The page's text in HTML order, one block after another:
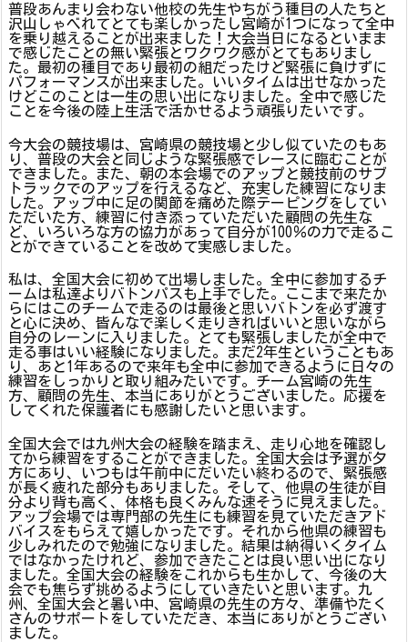
普段あんまり会わない他校の先生やちがう種目の人たちと
沢山しゃべれてとても楽しかったし宮崎が1つになって全中
を乗り越えることが出来ました！大会当日になるといまま
で感じたことの無い緊張とワクワク感がとてもありまし
た。最初の種目であり最初の組だったけど緊張に負けずに
パフォーマンスが出来ました。いいタイムは出せなかった
けどこのことは一生の思い出になりました。全中で感じた
ことを今後の陸上生活で活かせるよう頑張りたいです。
今大会の競技場は、宮崎県の競技場と少し似ていたのもあ
り、普段の大会と同じような緊張感でレースに臨むことが
できました。また、朝の本会場でのアップと競技前のサブ
トラックでのアップを行えるなど、充実した練習になりま
した。アップ中に足の関節を痛めた際テーピングをしてい
ただいた方、練習に付き添っていただいた顧問の先生な
ど、いろいろな方の協力があって自分が100％の力で走るこ
とができていることを改めて実感しました。
私は、全国大会に初めて出場しました。全中に参加するチ
ームは私達よりバトンパスも上手でした。ここまで来たか
らにはこのチームで走るのは最後と思いバトンを必ず渡す
と心に決め、皆んなで楽しく走りきればいいと思いながら
自分のレーンに入りました。とても緊張しましたが全中で
走る事はいい経験になりました。まだ2年生ということもあ
り、あと1年あるので来年も全中に参加できるように日々の
練習をしっかりと取り組みたいです。チーム宮崎の先生
方、顧問の先生、本当にありがとうございました。応援を
してくれた保護者にも感謝したいと思います。
全国大会では九州大会の経験を踏まえ、走り心地を確認し
てから練習をすることができました。全国大会は予選が夕
方にあり、いつもは午前中にだいたい終わるので、緊張感
が長く疲れた部分もありました。そして、他県の生徒が自
分より背も高く、体格も良くみんな速そうに見えました。
アップ会場では専門部の先生にも練習を見ていただきアド
バイスをもらえて嬉しかったです。それから他県の練習も
少しみれたので勉強になりました。結果は納得いくタイム
ではなかったけれど、参加できたことは良い思い出になり
ました。全国大会の経験をこれからも生かして、今後の大
会でも焦らず挑めるようにしていきたいと思います。九
州、全国大会と暑い中、宮崎県の先生の方々、準備やたく
さんのサポートをしていただき、本当にありがとうござい
ました。